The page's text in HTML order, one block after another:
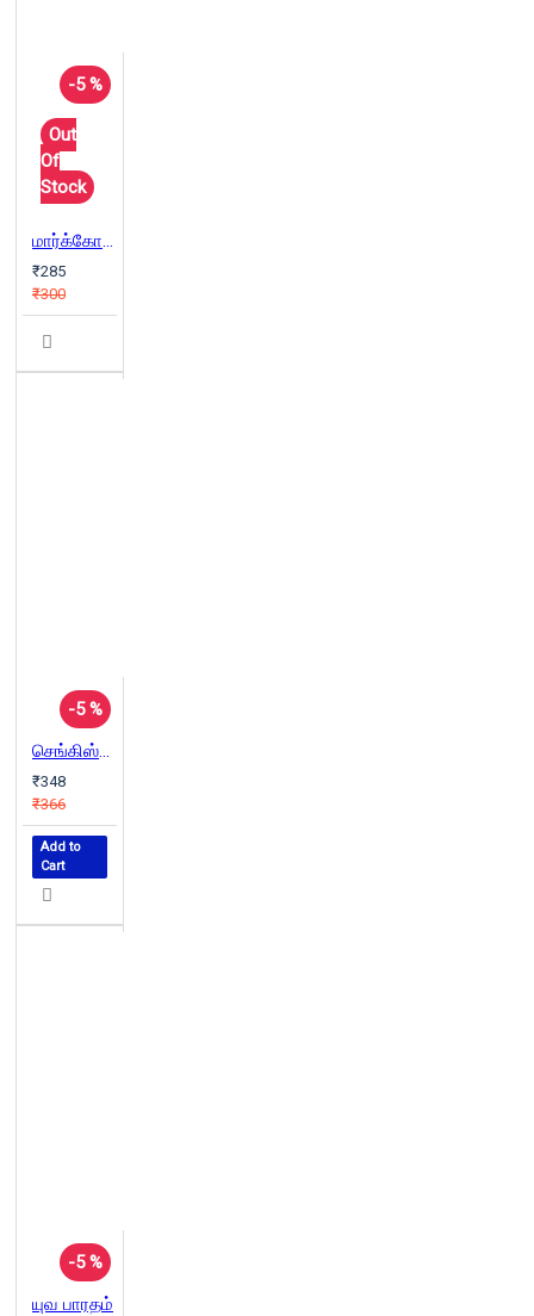
-5 %
Out
Of
Stock
மார்க்கோ போலோ பயணக்குறிப்புகள்
₹285
₹300
-5 %
செங்கிஸ்கான்
₹348
₹366
Add to
Cart
-5 %
யுவ பாரதம்